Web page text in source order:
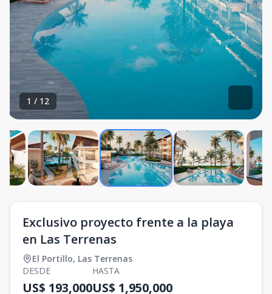
1 / 12
Exclusivo proyecto frente a la playa
en Las Terrenas
El Portillo, Las Terrenas
DESDE
US$ 193,000
HASTA
US$ 1,950,000